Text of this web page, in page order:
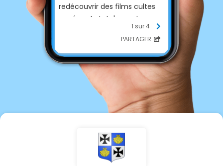
redécouvrir des films cultes
ou récents totalement
⬇️Découvrez le programme
entier des séances 2026 !
1 sur 4
PARTAGER